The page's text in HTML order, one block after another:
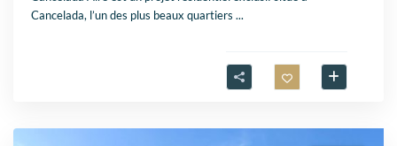
Cancelada, l’un des plus beaux quartiers...